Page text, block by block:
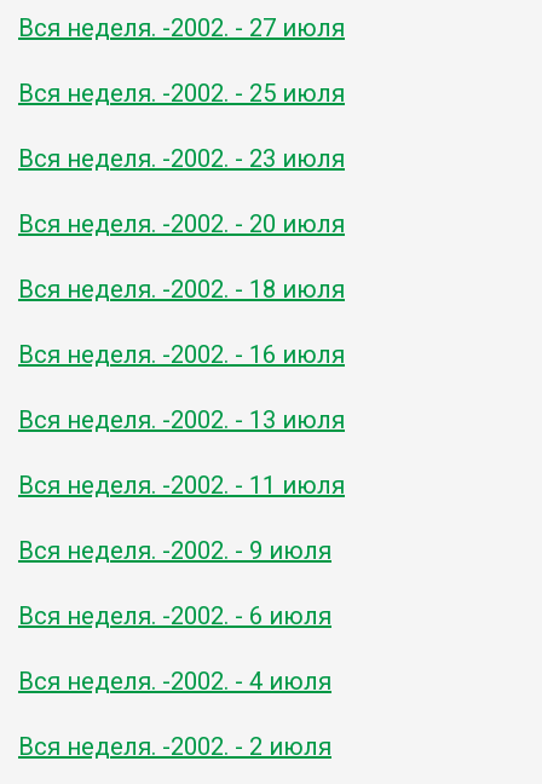
Вся неделя. -2002. - 27 июля
Вся неделя. -2002. - 25 июля
Вся неделя. -2002. - 23 июля
Вся неделя. -2002. - 20 июля
Вся неделя. -2002. - 18 июля
Вся неделя. -2002. - 16 июля
Вся неделя. -2002. - 13 июля
Вся неделя. -2002. - 11 июля
Вся неделя. -2002. - 9 июля
Вся неделя. -2002. - 6 июля
Вся неделя. -2002. - 4 июля
Вся неделя. -2002. - 2 июля